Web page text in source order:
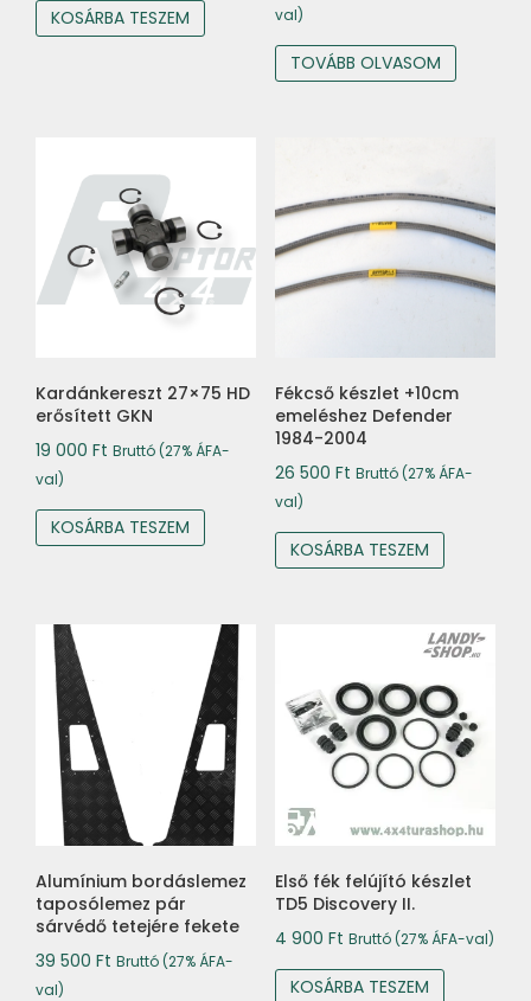
KOSÁRBA TESZEM
val)
TOVÁBB OLVASOM
Kardánkereszt 27×75 HD
erősített GKN
19 000 Ft Bruttó (27% ÁFA-
val)
KOSÁRBA TESZEM
Fékcső készlet +10cm
emeléshez Defender
1984-2004
26 500 Ft Bruttó (27% ÁFA-
val)
KOSÁRBA TESZEM
Alumínium bordáslemez
taposólemez pár
sárvédő tetejére fekete
39 500 Ft Bruttó (27% ÁFA-
val)
Első fék felújító készlet
TD5 Discovery II.
4 900 Ft Bruttó (27% ÁFA-val)
KOSÁRBA TESZEM